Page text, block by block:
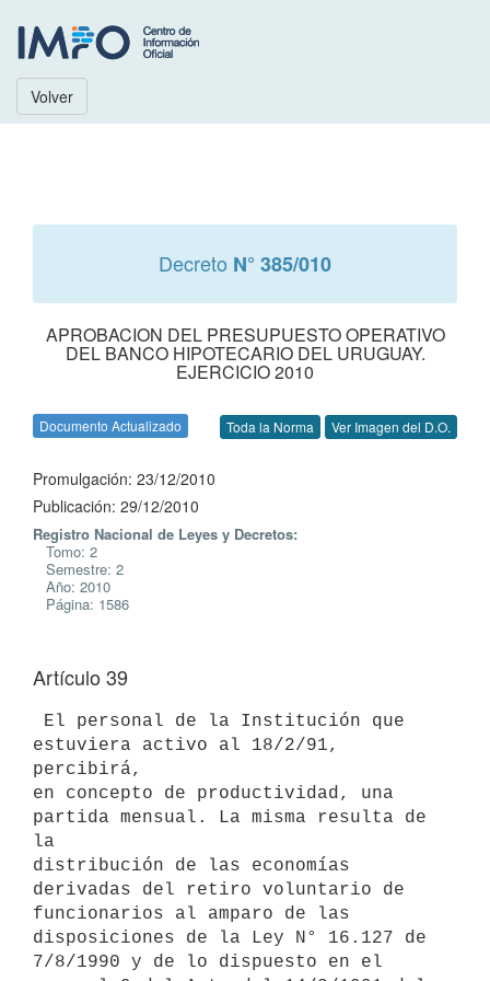
Volver
Decreto N° 385/010
APROBACION DEL PRESUPUESTO OPERATIVO
DEL BANCO HIPOTECARIO DEL URUGUAY.
EJERCICIO 2010
Documento Actualizado Toda la Norma Ver Imagen del D.O.
Promulgación: 23/12/2010
Publicación: 29/12/2010
Registro Nacional de Leyes y Decretos:
Tomo: 2
Semestre: 2
Año: 2010
Página: 1586
Artículo 39
estuviera activo al 18/2/91,
percibirá,
en concepto de productividad, una
partida mensual. La misma resulta de
la
distribución de las economías
derivadas del retiro voluntario de
funcionarios al amparo de las
disposiciones de la Ley N° 16.127 de
7/8/1990 y de lo dispuesto en el